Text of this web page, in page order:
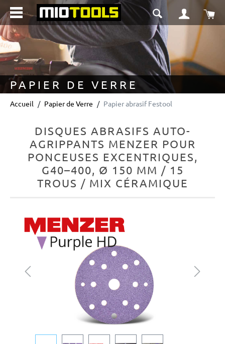
principal
PAPIER DE VERRE
Accueil Papier de Verre Papier abrasif Festool
DISQUES ABRASIFS AUTO-
AGRIPPANTS MENZER POUR
PONCEUSES EXCENTRIQUES,
G40–400, Ø 150 MM / 15
TROUS / MIX CÉRAMIQUE
Ignorer la galerie d'images